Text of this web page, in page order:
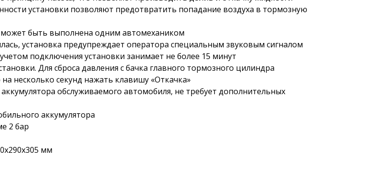
установки позволяют предотвратить попадание воздуха в тормозную
может быть выполнена одним автомехаником
установка предупреждает оператора специальным звуковым сигналом
подключения установки занимает не более 15 минут
Для сброса давления с бачка главного тормозного цилиндра
несколько секунд нажать клавишу «Откачка»
аккумулятора обслуживаемого автомобиля, не требует дополнительных
аккумулятора
2 бар
мм